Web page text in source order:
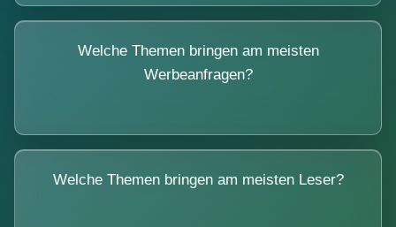
Welche Themen bringen am meisten
Werbeanfragen?
Welche Themen bringen am meisten Leser?